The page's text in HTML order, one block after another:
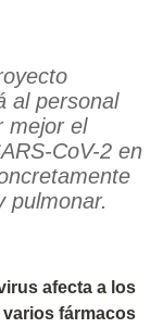
al personal
mejor el
CoV-2 en
pulmonar.
afecta a los
fármacos